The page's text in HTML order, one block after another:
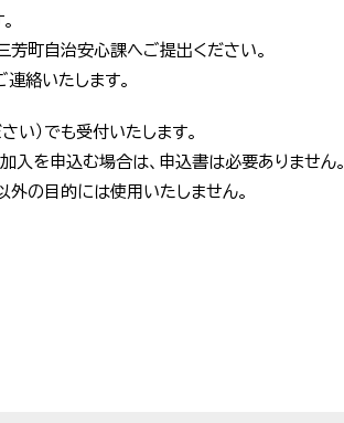
芳町自治安心課へご提出ください。
絡いたします。
）でも受付いたします。
を申込む場合は、申込書は必要ありません。
の目的には使用いたしません。